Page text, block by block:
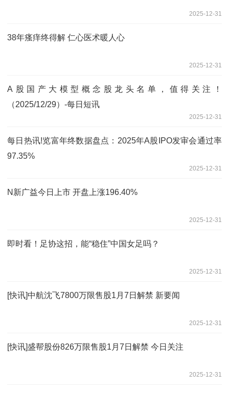
2025-12-31
38年瘙痒终得解 仁心医术暖人心
2025-12-31
A股国产大模型概念股龙头名单，值得关注！
（2025/12/29）-每日短讯
2025-12-31
每日热讯!览富年终数据盘点：2025年A股IPO发审会通过率
97.35%
2025-12-31
N新广益今日上市 开盘上涨196.40%
2025-12-31
即时看！足协这招，能“稳住”中国女足吗？
2025-12-31
[快讯]中航沈飞7800万限售股1月7日解禁 新要闻
2025-12-31
[快讯]盛帮股份826万限售股1月7日解禁 今日关注
2025-12-31